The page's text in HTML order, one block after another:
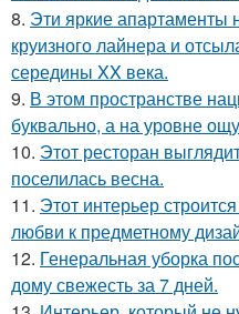
8. Эти яркие апартаменты
круизного лайнера и
середины XX века.
9. В этом пространстве
буквально, а на уровне
10. Этот ресторан
поселилась весна.
11. Этот интерьер
любви к предметному
12. Генеральная уборка
дому свежесть за 7 дней.